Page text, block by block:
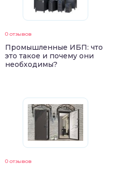
0 отзывов
Промышленные ИБП: что
это такое и почему они
необходимы?
0 отзывов